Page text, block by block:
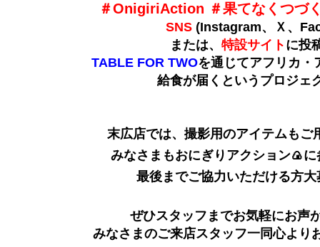
＃OnigiriAction ＃果てなくつづ
SNS(Instagram、Ｘ、
または、 特設サイト に投
TABLE FOR TWOを通じてアフリカ・
給食が届くというプロジェ
末広店では、撮影用のアイテムもご
みなさまもおにぎりアクション🍙
最後までご協力いただける方大
ぜひスタッフまでお気軽にお声
みなさまのご来店スタッフ一同心より